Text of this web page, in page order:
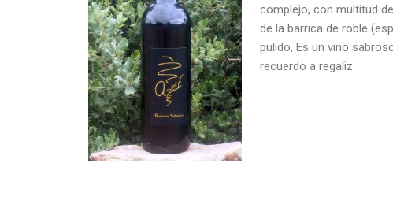
complejo, con multitud
de la barrica de roble
pulido, Es un vino
recuerdo a regaliz.